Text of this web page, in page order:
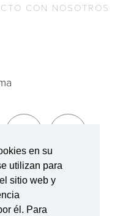
en su
utilizan para
sitio web y
él. Para
Summit
CON NOSOTROS